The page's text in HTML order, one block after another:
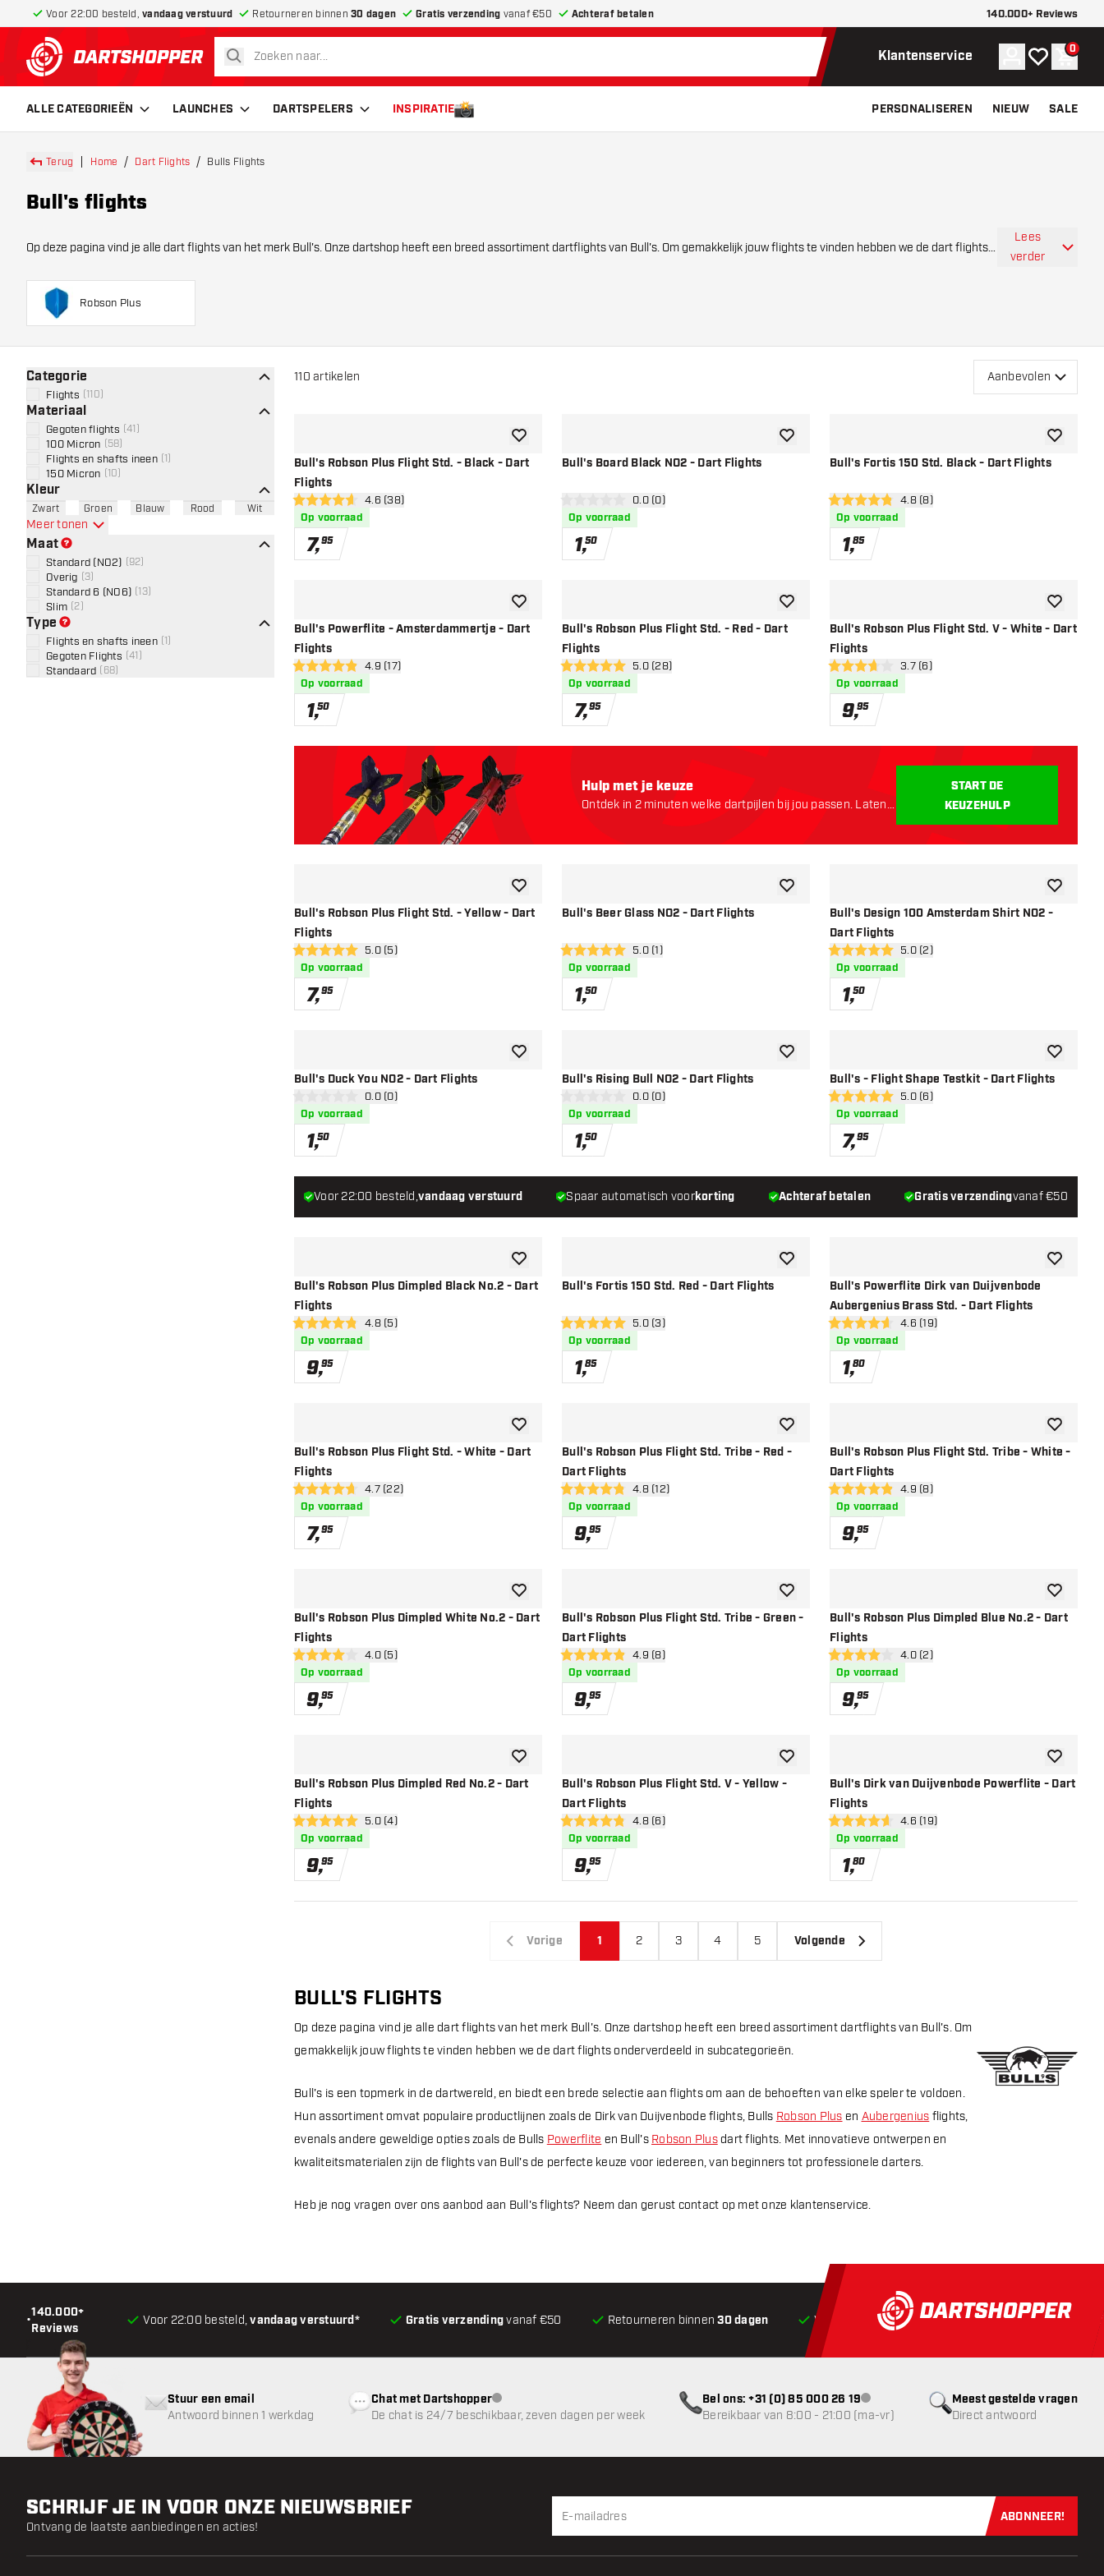
Voor 22:00 besteld, vandaag verstuurd Retourneren binnen 30 dagen Gratis verzending vanaf €50 Achteraf betalen 140.000+ Reviews
terug naar home pagina
zoeken Klantenservice Account
Mijn 0
ALLE CATEGORIEËN LAUNCHES DARTSPELERS INSPIRATIE PERSONALISEREN NIEUW SALE
Terug Home Dart Flights Bulls Flights
Bull's flights
Op deze pagina vind je alle dart flights van het merk Bull's. Onze dartshop heeft een breed assortiment dartflights van Bull's. Om gemakkelijk jouw flights te vinden hebben we de dart flights
Lees
verder
Robson Plus
Categorie
Flights 110
Materiaal
Gegoten flights 41
100 Micron 58
Flights en shafts ineen 1
150 Micron 10
Kleur
Zwart Groen Blauw Rood Wit
Meer tonen
Maat
Standard (NO2) 92
Overig 3
Standard 6 (NO6) 13)
Slim 2
Type
Flights en shafts ineen 1
Gegoten Flights 41
Standaard 68
110 artikelen Aanbevolen
Bull's Robson Plus Flight Std. - Black - Dart
Flights
open reviews drawer
4.6 score sterren4.6 (38)
Op voorraad
7,95
toevoegen aan verlanglijst
Bull's Board Black NO2 - Dart Flights
open reviews drawer
0 score sterren0.0 (0)
Op voorraad
1,50
toevoegen aan verlanglijst
Bull's Fortis 150 Std. Black - Dart Flights
open reviews drawer
4.8 score sterren4.8 (8)
Op voorraad
1,85
Bull's Powerflite - Amsterdammertje - Dart
Flights
open reviews drawer
4.9 score sterren4.9 (17)
Op voorraad
1,50
toevoegen aan verlanglijst
Bull's Robson Plus Flight Std. - Red - Dart
Flights
open reviews drawer
5 score sterren5.0 (28)
Op voorraad
7,95
toevoegen aan verlanglijst
Bull's Robson Plus Flight Std. V - White - Dart
Flights
open reviews drawer
3.7 score sterren3.7 (6)
Op voorraad
9,95
Bull's Robson Plus Flight Std. - Yellow - Dart
Flights
open reviews drawer
5 score sterren5.0 (5)
Op voorraad
7,95
toevoegen aan verlanglijst
Bull's Beer Glass NO2 - Dart Flights
open reviews drawer
5 score sterren5.0 (1)
Op voorraad
1,50
toevoegen aan verlanglijst
Bull's Design 100 Amsterdam Shirt NO2 -
Dart Flights
open reviews drawer
5 score sterren5.0 (2)
Op voorraad
1,50
Bull's Duck You NO2 - Dart Flights
open reviews drawer
0 score sterren0.0 (0)
Op voorraad
1,50
toevoegen aan verlanglijst
Bull's Rising Bull NO2 - Dart Flights
open reviews drawer
0 score sterren0.0 (0)
Op voorraad
1,50
toevoegen aan verlanglijst
Bull's - Flight Shape Testkit - Dart Flights
open reviews drawer
5 score sterren5.0 (6)
Op voorraad
7,95
Bull's Robson Plus Dimpled Black No.2 - Dart
Flights
open reviews drawer
4.8 score sterren4.8 (5)
Op voorraad
9,95
toevoegen aan verlanglijst
Bull's Fortis 150 Std. Red - Dart Flights
open reviews drawer
5 score sterren5.0 (3)
Op voorraad
1,85
toevoegen aan verlanglijst
Bull's Powerflite Dirk van Duijvenbode
Aubergenius Brass Std. - Dart Flights
open reviews drawer
4.6 score sterren4.6 (19)
Op voorraad
1,80
Bull's Robson Plus Flight Std. - White - Dart
Flights
open reviews drawer
4.7 score sterren4.7 (22)
Op voorraad
7,95
toevoegen aan verlanglijst
Bull's Robson Plus Flight Std. Tribe - Red -
Dart Flights
open reviews drawer
4.8 score sterren4.8 (12)
Op voorraad
9,95
toevoegen aan verlanglijst
Bull's Robson Plus Flight Std. Tribe - White -
Dart Flights
open reviews drawer
4.9 score sterren4.9 (8)
Op voorraad
9,95
Bull's Robson Plus Dimpled White No.2 - Dart
Flights
open reviews drawer
4 score sterren4.0 (5)
Op voorraad
9,95
toevoegen aan verlanglijst
Bull's Robson Plus Flight Std. Tribe - Green -
Dart Flights
open reviews drawer
4.9 score sterren4.9 (8)
Op voorraad
9,95
toevoegen aan verlanglijst
Bull's Robson Plus Dimpled Blue No.2 - Dart
Flights
open reviews drawer
4 score sterren4.0 (2)
Op voorraad
9,95
Bull's Robson Plus Dimpled Red No.2 - Dart
Flights
open reviews drawer
5 score sterren5.0 (4)
Op voorraad
9,95
toevoegen aan verlanglijst
Bull's Robson Plus Flight Std. V - Yellow -
Dart Flights
open reviews drawer
4.8 score sterren4.8 (6)
Op voorraad
9,95
toevoegen aan verlanglijst
Bull's Dirk van Duijvenbode Powerflite - Dart
Flights
open reviews drawer
4.6 score sterren4.6 (19)
Op voorraad
1,80
Hulp met je keuze
Ontdek in 2 minuten welke dartpijlen bij jou passen. Laten
START DE
KEUZEHULP
Voor 22:00 besteld,vandaag verstuurd Spaar automatisch voorkorting Achteraf betalen Gratis verzendingvanaf €50
Vorige 1 2 3 4 5 Volgende
BULL'S FLIGHTS
Op deze pagina vind je alle dart flights van het merk Bull's. Onze dartshop heeft een breed assortiment dartflights van Bull's. Om
gemakkelijk jouw flights te vinden hebben we de dart flights onderverdeeld in subcategorieën.
Bull's is een topmerk in de dartwereld, en biedt een brede selectie aan flights om aan de behoeften van elke speler te voldoen.
Hun assortiment omvat populaire productlijnen zoals de Dirk van Duijvenbode flights, Bulls Robson Plus en Aubergenius flights,
evenals andere geweldige opties zoals de Bulls Powerflite en Bull's Robson Plusdart flights. Met innovatieve ontwerpen en
kwaliteitsmaterialen zijn de flights van Bull's de perfecte keuze voor iedereen, van beginners tot professionele darters.
Heb je nog vragen over ons aanbod aan Bull's flights? Neem dan gerust contact op met onze klantenservice.
•
140.000+
Reviews
Voor 22:00 besteld,vandaag verstuurd* Gratis verzendingvanaf €50 Retourneren binnen30 dagen Voor 22:00 besteld,vandaag verstuurd*
Meest gestelde vragen
Direct antwoord
Stuur een email
Antwoord binnen 1 werkdag
Chat met Dartshopperklantenservice niet beschikbaar
De chat is 24/7 beschikbaar, zeven dagen per week
Bel ons: +31 (0) 85 000 26 19klantenservice niet beschikbaar
Bereikbaar van 8:00 - 21:00 (ma-vr)
SCHRIJF JE IN VOOR ONZE NIEUWSBRIEF
Ontvang de laatste aanbiedingen en acties!
Schrijf je
ABONNEER!